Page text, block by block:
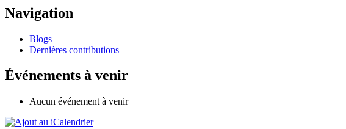
Navigation
Blogs
Dernières contributions
Événements à venir
Aucun événement à venir